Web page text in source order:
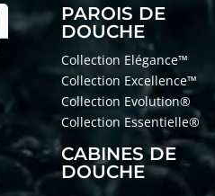
PAROIS DE
DOUCHE
Collection Elégance™
Collection Excellence™
Collection Evolution®
Collection Essentielle®
CABINES DE
DOUCHE